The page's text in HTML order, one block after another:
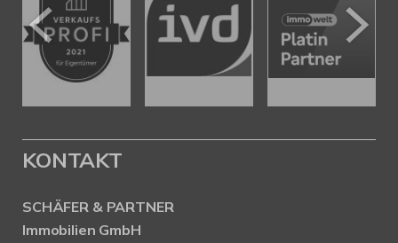
KONTAKT
SCHÄFER & PARTNER
Immobilien GmbH